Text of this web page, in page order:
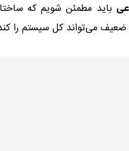
باید مطمئن شویم که
می‌تواند کل سیستم را کند